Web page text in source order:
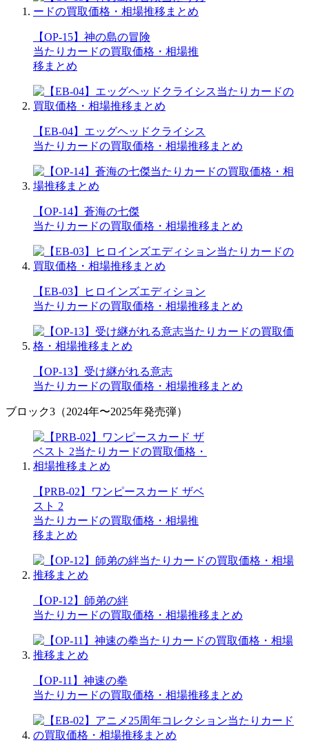
【OP-15】神の島の冒険
当たりカードの買取価格・相場推
移まとめ
【EB-04】エッグヘッドクライシス
当たりカードの買取価格・相場推移まとめ
【OP-14】蒼海の七傑
当たりカードの買取価格・相場推移まとめ
【EB-03】ヒロインズエディション
当たりカードの買取価格・相場推移まとめ
【OP-13】受け継がれる意志
当たりカードの買取価格・相場推移まとめ
ブロック3（2024年〜2025年発売弾）
【PRB-02】ワンピースカード ザベ
スト 2
当たりカードの買取価格・相場推
移まとめ
【OP-12】師弟の絆
当たりカードの買取価格・相場推移まとめ
【OP-11】神速の拳
当たりカードの買取価格・相場推移まとめ